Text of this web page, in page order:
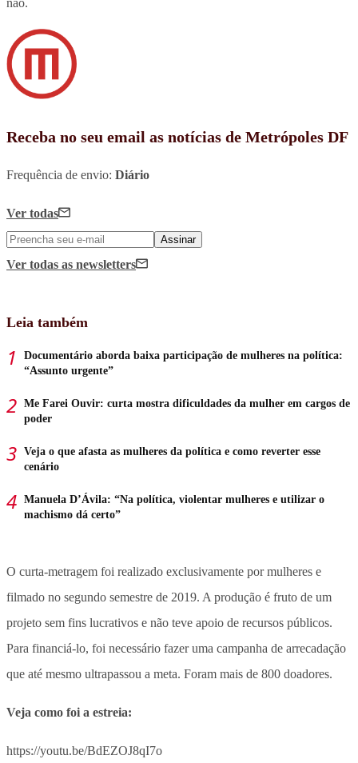
Receba no seu email as notícias de Metrópoles DF
Frequência de envio: Diário
Ver todas
Assinar
Ver todas as newsletters
Leia também
Documentário aborda baixa participação de mulheres na política:
“Assunto urgente”
Me Farei Ouvir: curta mostra dificuldades da mulher em cargos de
poder
Veja o que afasta as mulheres da política e como reverter esse
cenário
Manuela D’Ávila: “Na política, violentar mulheres e utilizar o
machismo dá certo”
O curta-metragem foi realizado exclusivamente por mulheres e
filmado no segundo semestre de 2019. A produção é fruto de um
projeto sem fins lucrativos e não teve apoio de recursos públicos.
Para financiá-lo, foi necessário fazer uma campanha de arrecadação
que até mesmo ultrapassou a meta. Foram mais de 800 doadores.
Veja como foi a estreia:
https://youtu.be/BdEZOJ8qI7o